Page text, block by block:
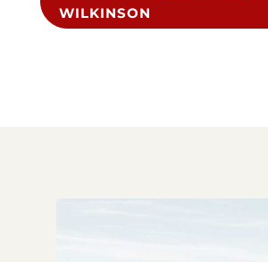
WILKINSON